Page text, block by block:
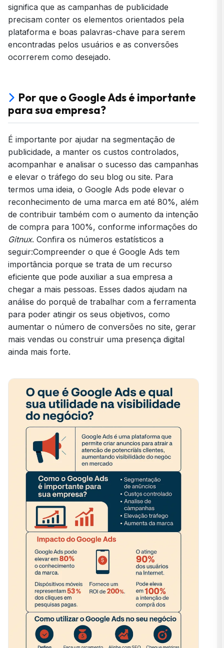
significa que as campanhas de publicidade
precisam conter os elementos orientados pela
plataforma e boas palavras-chave para serem
encontradas pelos usuários e as conversões
ocorrerem como desejado.
Por que o Google Ads é importante
para sua empresa?
É importante por ajudar na segmentação de
publicidade, a manter os custos controlados,
acompanhar e analisar o sucesso das campanhas
e elevar o tráfego do seu blog ou site. Para
termos uma ideia, o Google Ads pode elevar o
reconhecimento de uma marca em até 80%, além
de contribuir também com o aumento da intenção
de compra para 100%, conforme informações do
Gitnux. Confira os números estatísticos a
seguir:Compreender o que é Google Ads tem
importância porque se trata de um recurso
eficiente que pode auxiliar a sua empresa a
chegar a mais pessoas. Esses dados ajudam na
análise do porquê de trabalhar com a ferramenta
para poder atingir os seus objetivos, como
aumentar o número de conversões no site, gerar
mais vendas ou construir uma presença digital
ainda mais forte.